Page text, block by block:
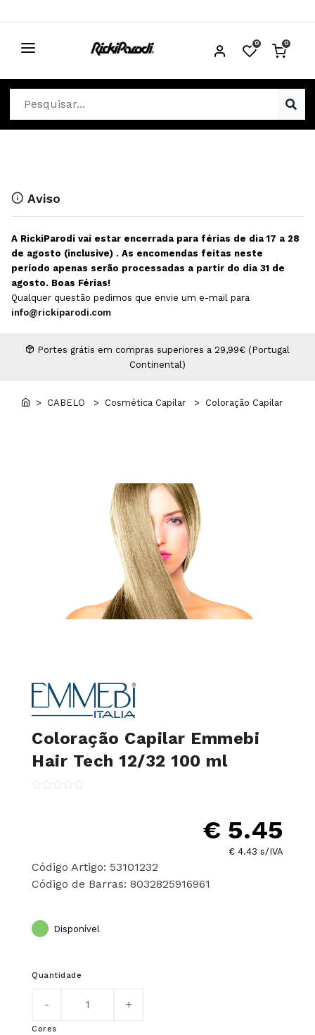
0 0
CABELO
Cosmética Capilar
Equipamentos Elétricos
Escovas e Pente
Extensões
MAN WORLD - Espaço Homem
Professional Wear
Depilação
Descartáveis Estética
Diversos Estética
Equipamentos Depilação
Maquilhagem Profissional
Aviso
A RickiParodi vai estar encerrada para férias de dia 17 a 28
de agosto (inclusive) . As encomendas feitas neste
período apenas serão processadas a partir do dia 31 de
agosto. Boas Férias!
Qualquer questão pedimos que envie um e-mail para
info@rickiparodi.com
Portes grátis em compras superiores a 29,99€ (Portugal
Continental)
> CABELO > Cosmética Capilar > Coloração Capilar
Coloração Capilar Emmebi
Hair Tech 12/32 100 ml
€ 5.45
€ 4.43 s/IVA
Código Artigo: 53101232
Código de Barras: 8032825916961
Disponível
Quantidade
Cores